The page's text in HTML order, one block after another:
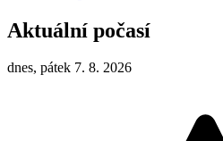
Aktuální počasí
dnes, pátek 7. 8. 2026